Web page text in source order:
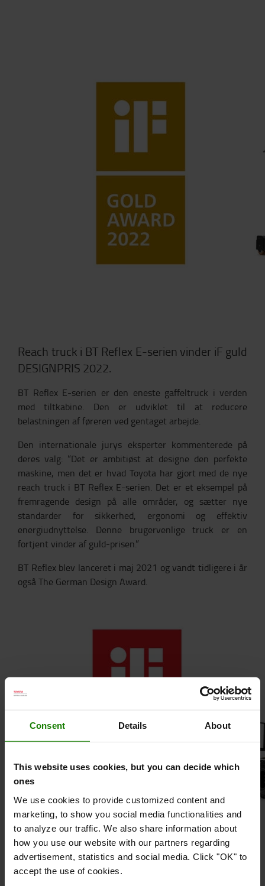
Consent Details About
This website uses cookies, but you can decide which
ones
We use cookies to provide customized content and
marketing, to show you social media functionalities and
to analyze our traffic. We also share information about
how you use our website with our partners regarding
advertisement, statistics and social media. Click "OK" to
accept the use of cookies.
Reach truck i BT Reflex E-serien vinder iF guld
DESIGNPRIS 2022.
BT Reflex E-serien er den eneste gaffeltruck i verden
med tiltkabine. Den er udviklet til at reducere
belastningen af føreren ved gentaget arbejde.
Den internationale jurys eksperter kommenterede på
deres valg: “Det er ambitiøst at designe den perfekte
maskine, men det er hvad Toyota har gjort med de nye
reach truck i BT Reflex E-serien. Det er et eksempel på
fremragende design på alle områder, og sætter nye
standarder for sikkerhed, ergonomi og effektiv
energiudnyttelse. Denne brugervenlige truck er en
fortjent vinder af guld-prisen.”
BT Reflex blev lanceret i maj 2021 og vandt tidligere i år
også The German Design Award.
Toyota Traigo80 – Elektrisk gaffeltruck – iF
DESIGN AWARD 2022